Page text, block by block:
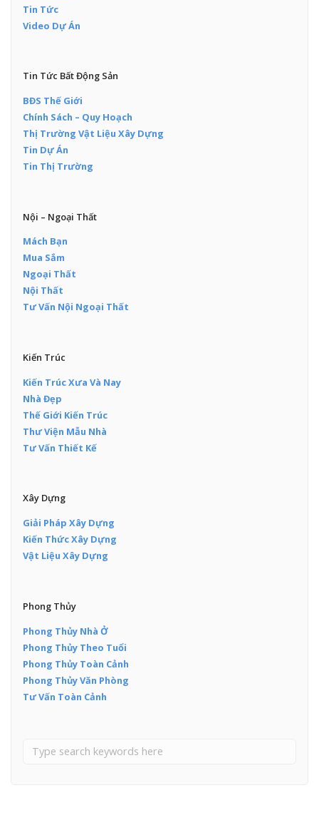
Tin Tức
Video Dự Án
Tin Tức Bất Động Sản
BĐS Thế Giới
Chính Sách – Quy Hoạch
Thị Trường Vật Liệu Xây Dựng
Tin Dự Án
Tin Thị Trường
Nội – Ngoại Thất
Mách Bạn
Mua Sắm
Ngoại Thất
Nội Thất
Tư Vấn Nội Ngoại Thất
Kiến Trúc
Kiến Trúc Xưa Và Nay
Nhà Đẹp
Thế Giới Kiến Trúc
Thư Viện Mẫu Nhà
Tư Vấn Thiết Kế
Xây Dựng
Giải Pháp Xây Dựng
Kiến Thức Xây Dựng
Vật Liệu Xây Dựng
Phong Thủy
Phong Thủy Nhà Ở
Phong Thủy Theo Tuổi
Phong Thủy Toàn Cảnh
Phong Thủy Văn Phòng
Tư Vấn Toàn Cảnh